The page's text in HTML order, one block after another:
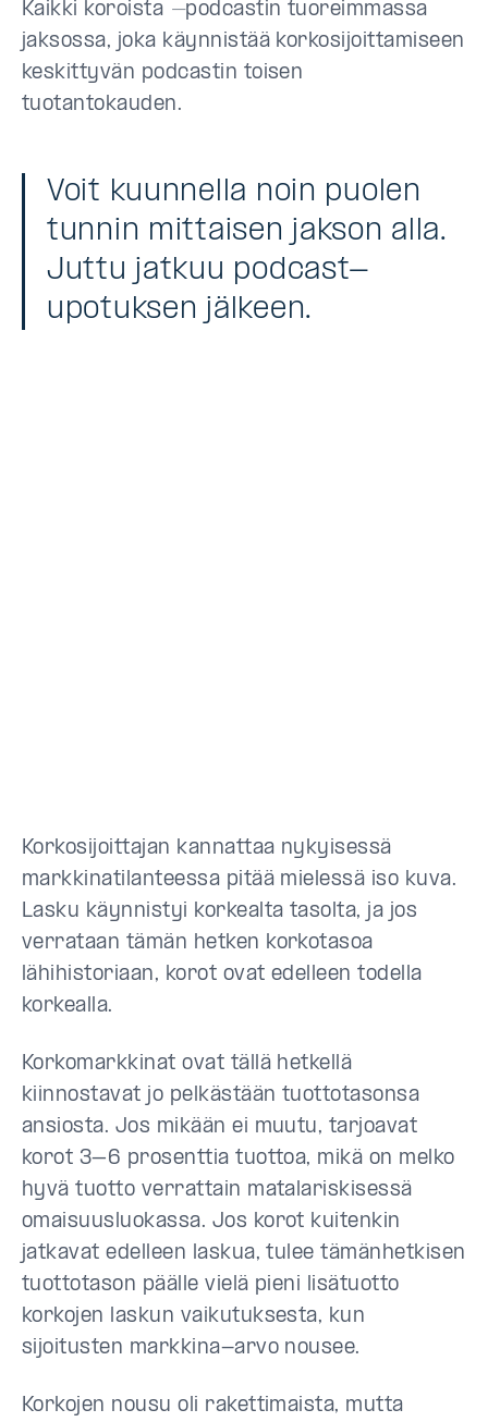
Kaikki koroista –podcastin tuoreimmassa
jaksossa, joka käynnistää korkosijoittamiseen
keskittyvän podcastin toisen
tuotantokauden.
Voit kuunnella noin puolen
tunnin mittaisen jakson alla.
Juttu jatkuu podcast-
upotuksen jälkeen.
Korkosijoittajan kannattaa nykyisessä
markkinatilanteessa pitää mielessä iso kuva.
Lasku käynnistyi korkealta tasolta, ja jos
verrataan tämän hetken korkotasoa
lähihistoriaan, korot ovat edelleen todella
korkealla.
Korkomarkkinat ovat tällä hetkellä
kiinnostavat jo pelkästään tuottotasonsa
ansiosta. Jos mikään ei muutu, tarjoavat
korot 3–6 prosenttia tuottoa, mikä on melko
hyvä tuotto verrattain matalariskisessä
omaisuusluokassa. Jos korot kuitenkin
jatkavat edelleen laskua, tulee tämänhetkisen
tuottotason päälle vielä pieni lisätuotto
korkojen laskun vaikutuksesta, kun
sijoitusten markkina-arvo nousee.
Korkojen nousu oli rakettimaista, mutta